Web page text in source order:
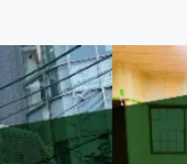
音楽
ゲーム・サービス開